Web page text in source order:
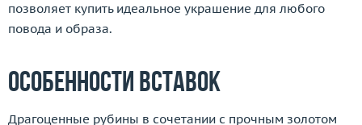
позволяет купить идеальное украшение для любого
повода и образа.
Особенности вставок
Драгоценные рубины в сочетании с прочным золотом